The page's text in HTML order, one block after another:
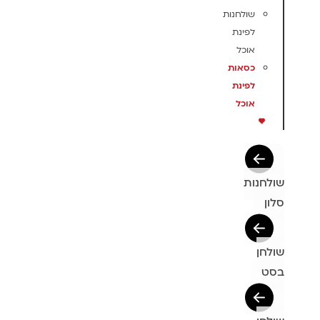
שולחנות
לפינת
אוכל
כסאות
לפינת
אוכל
שולחנות
סלון
שולחן
בסט